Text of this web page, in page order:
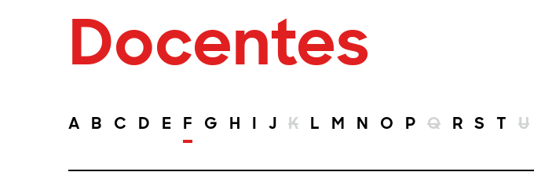
Docentes
A B C D E F G H I J K L M N O P Q R S T U